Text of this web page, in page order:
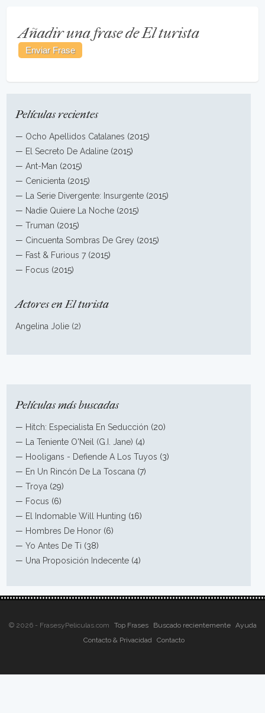
Añadir una frase de El turista
Películas recientes
— Ocho Apellidos Catalanes (2015)
— El Secreto De Adaline (2015)
—Ant-Man (2015)
— Cenicienta (2015)
—
La Serie Divergente: Insurgente (2015)
— Nadie Quiere La Noche (2015)
—Truman (2015)
— Cincuenta Sombras De Grey (2015)
— Fast & Furious 7 (2015)
— Focus (2015)
Actores en El turista
Angelina Jolie (2)
Películas más buscadas
— Hitch: Especialista En Seducción (20)
—
La Teniente O'Neil (G.I. Jane) (4)
— Hooligans - Defiende A Los Tuyos (3)
— En Un Rincón De La Toscana (7)
—Troya (29)
— Focus (6)
— El Indomable Will Hunting (16)
— Hombres De Honor (6)
—Yo Antes De Ti (38)
— Una Proposición Indecente (4)
© 2026 - FrasesyPeliculas.com Top Frases Buscado recientemente
Ayuda
Contacto & Privacidad
Contacto